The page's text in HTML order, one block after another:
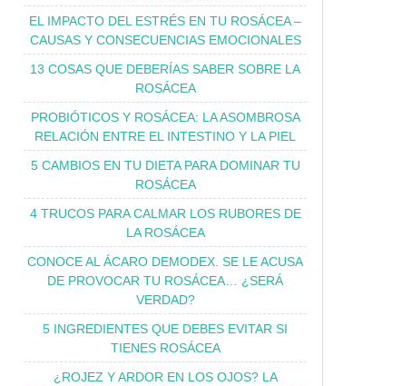
EL IMPACTO DEL ESTRÉS EN TU ROSÁCEA –
CAUSAS Y CONSECUENCIAS EMOCIONALES
13 COSAS QUE DEBERÍAS SABER SOBRE LA
ROSÁCEA
PROBIÓTICOS Y ROSÁCEA: LA ASOMBROSA
RELACIÓN ENTRE EL INTESTINO Y LA PIEL
5 CAMBIOS EN TU DIETA PARA DOMINAR TU
ROSÁCEA
4 TRUCOS PARA CALMAR LOS RUBORES DE
LA ROSÁCEA
CONOCE AL ÁCARO DEMODEX. SE LE ACUSA
DE PROVOCAR TU ROSÁCEA… ¿SERÁ
VERDAD?
5 INGREDIENTES QUE DEBES EVITAR SI
TIENES ROSÁCEA
¿ROJEZ Y ARDOR EN LOS OJOS? LA